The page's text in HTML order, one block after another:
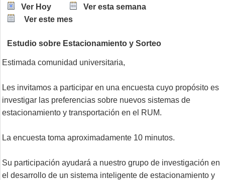
Ver Hoy
Ver esta semana
Ver este mes
Estudio sobre Estacionamiento y Sorteo
Estimada comunidad universitaria,
Les invitamos a participar en una encuesta cuyo propósito es
investigar las preferencias sobre nuevos sistemas de
estacionamiento y transportación en el RUM.
La encuesta toma aproximadamente 10 minutos.
Su participación ayudará a nuestro grupo de investigación en
el desarrollo de un sistema inteligente de estacionamiento y